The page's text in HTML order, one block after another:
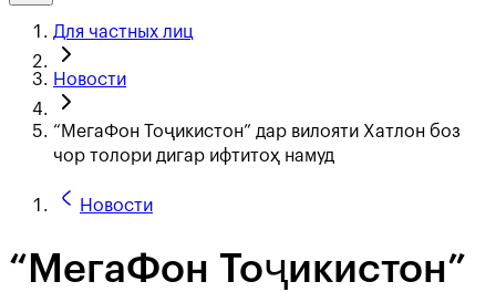
Для частных лиц
Новости
“МегаФон Тоҷикистон” дар вилояти Хатлон боз
чор толори дигар ифтитоҳ намуд
Новости
“МегаФон Тоҷикистон”